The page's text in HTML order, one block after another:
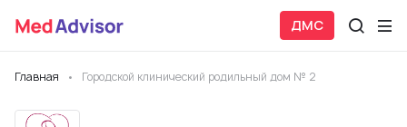
ДМС
Главная Городской клинический родильный дом № 2